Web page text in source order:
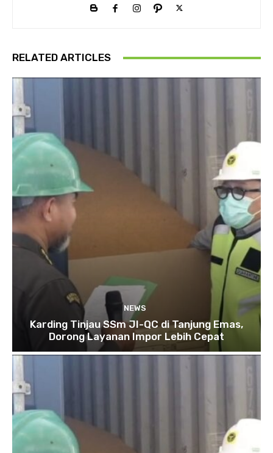
RELATED ARTICLES
NEWS
Karding Tinjau SSm JI-QC di Tanjung Emas,
Dorong Layanan Impor Lebih Cepat